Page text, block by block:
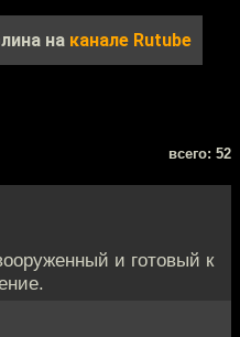
на канале Rutube
всего: 52
и готовый к